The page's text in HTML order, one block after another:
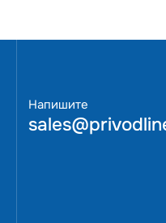
установки.
Напишите